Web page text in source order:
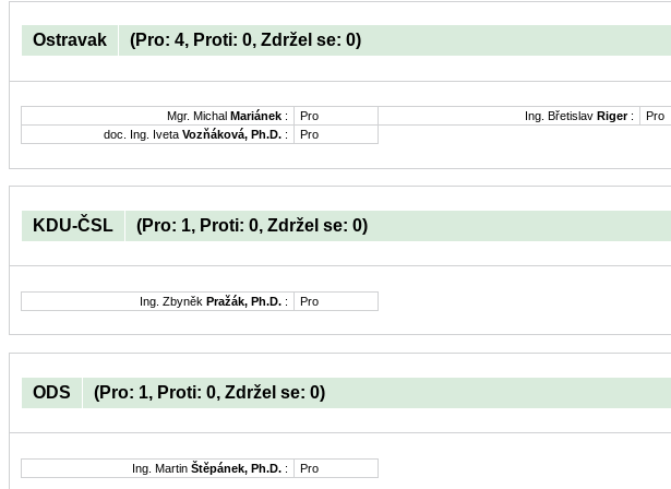
Ostravak (Pro: 4, Proti: 0, Zdržel se: 0)
Mgr. Michal Mariánek : Pro Ing. Břetislav Riger: Pro
doc. Ing. Iveta Vozňáková, Ph.D. : Pro
KDU-ČSL (Pro: 1, Proti: 0, Zdržel se: 0)
Ing. Zbyněk Pražák, Ph.D. : Pro
ODS (Pro: 1, Proti: 0, Zdržel se: 0)
Ing. Martin Štěpánek, Ph.D. : Pro